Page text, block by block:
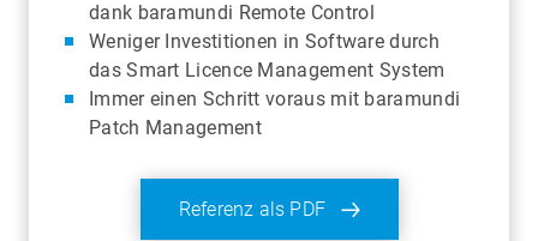
dank baramundi Remote Control
Weniger Investitionen in Software durch
das Smart Licence Management System
Immer einen Schritt voraus mit baramundi
Patch Management
Referenz als PDF